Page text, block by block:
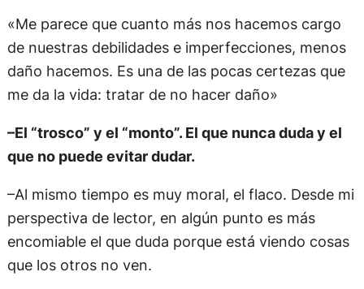
«Me parece que cuanto más nos hacemos cargo
de nuestras debilidades e imperfecciones, menos
daño hacemos. Es una de las pocas certezas que
me da la vida: tratar de no hacer daño»
–El “trosco” y el “monto”. El que nunca duda y el
que no puede evitar dudar.
–Al mismo tiempo es muy moral, el flaco. Desde mi
perspectiva de lector, en algún punto es más
encomiable el que duda porque está viendo cosas
que los otros no ven.